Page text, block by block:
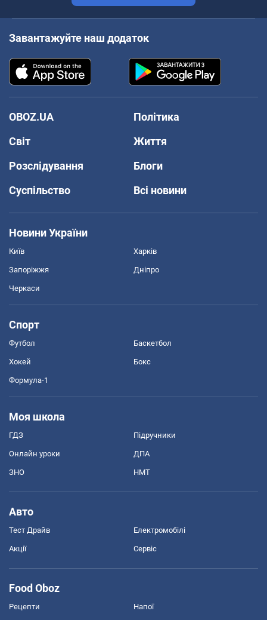
Завантажуйте наш додаток
OBOZ.UA
Політика
Світ
Життя
Розслідування
Блоги
Суспільство
Всі новини
Новини України
Київ Харків
Запоріжжя Дніпро
Черкаси
Спорт
Футбол Баскетбол
Хокей Бокс
Формула-1
Моя школа
ГДЗ Підручники
Онлайн уроки ДПА
ЗНО НМТ
Авто
Тест Драйв Електромобілі
Акції Сервіс
Food Oboz
Рецепти Напої